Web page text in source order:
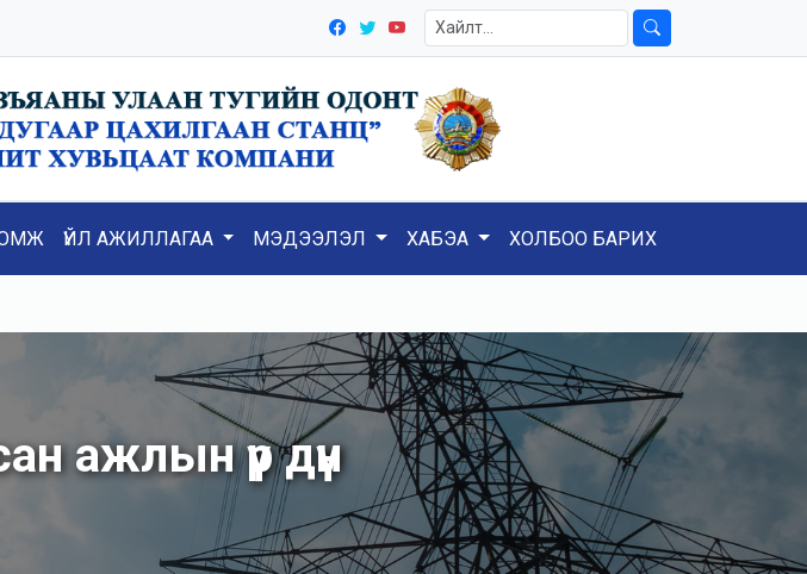
ҮЙЛ АЖИЛЛАГАА МЭДЭЭЛЭЛ ХАБЭА ХОЛБОО БАРИХ
ажлын үр дүн